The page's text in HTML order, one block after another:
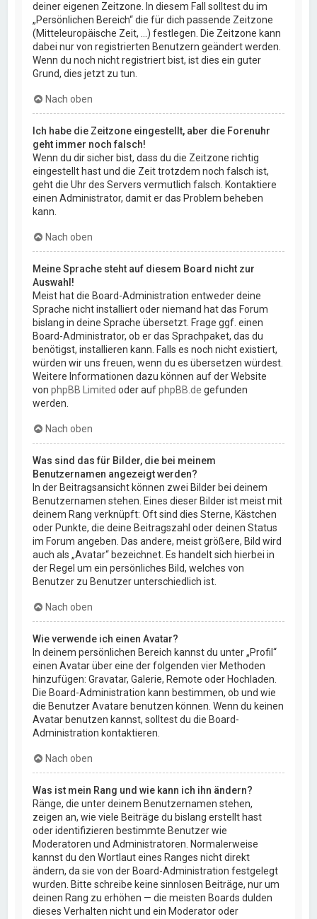
deiner eigenen Zeitzone. In diesem Fall solltest du im
„Persönlichen Bereich“ die für dich passende Zeitzone
(Mitteleuropäische Zeit, ...) festlegen. Die Zeitzone kann
dabei nur von registrierten Benutzern geändert werden.
Wenn du noch nicht registriert bist, ist dies ein guter
Grund, dies jetzt zu tun.
Nach oben
Ich habe die Zeitzone eingestellt, aber die Forenuhr
geht immer noch falsch!
Wenn du dir sicher bist, dass du die Zeitzone richtig
eingestellt hast und die Zeit trotzdem noch falsch ist,
geht die Uhr des Servers vermutlich falsch. Kontaktiere
einen Administrator, damit er das Problem beheben
kann.
Nach oben
Meine Sprache steht auf diesem Board nicht zur
Auswahl!
Meist hat die Board-Administration entweder deine
Sprache nicht installiert oder niemand hat das Forum
bislang in deine Sprache übersetzt. Frage ggf. einen
Board-Administrator, ob er das Sprachpaket, das du
benötigst, installieren kann. Falls es noch nicht existiert,
würden wir uns freuen, wenn du es übersetzen würdest.
Weitere Informationen dazu können auf der Website
vonphpBB Limited oder aufphpBB.de gefunden
werden.
Nach oben
Was sind das für Bilder, die bei meinem
Benutzernamen angezeigt werden?
In der Beitragsansicht können zwei Bilder bei deinem
Benutzernamen stehen. Eines dieser Bilder ist meist mit
deinem Rang verknüpft: Oft sind dies Sterne, Kästchen
oder Punkte, die deine Beitragszahl oder deinen Status
im Forum angeben. Das andere, meist größere, Bild wird
auch als „Avatar“ bezeichnet. Es handelt sich hierbei in
der Regel um ein persönliches Bild, welches von
Benutzer zu Benutzer unterschiedlich ist.
Nach oben
Wie verwende ich einen Avatar?
In deinem persönlichen Bereich kannst du unter „Profil“
einen Avatar über eine der folgenden vier Methoden
hinzufügen: Gravatar, Galerie, Remote oder Hochladen.
Die Board-Administration kann bestimmen, ob und wie
die Benutzer Avatare benutzen können. Wenn du keinen
Avatar benutzen kannst, solltest du die Board-
Administration kontaktieren.
Nach oben
Was ist mein Rang und wie kann ich ihn ändern?
Ränge, die unter deinem Benutzernamen stehen,
zeigen an, wie viele Beiträge du bislang erstellt hast
oder identifizieren bestimmte Benutzer wie
Moderatoren und Administratoren. Normalerweise
kannst du den Wortlaut eines Ranges nicht direkt
ändern, da sie von der Board-Administration festgelegt
wurden. Bitte schreibe keine sinnlosen Beiträge, nur um
deinen Rang zu erhöhen — die meisten Boards dulden
dieses Verhalten nicht und ein Moderator oder